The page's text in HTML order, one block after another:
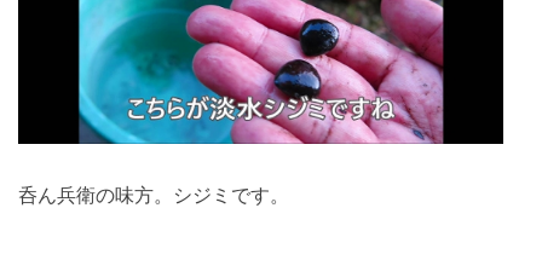
呑ん兵衛の味方。シジミです。